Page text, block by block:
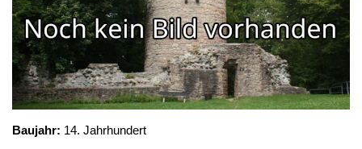
Baujahr: 14. Jahrhundert